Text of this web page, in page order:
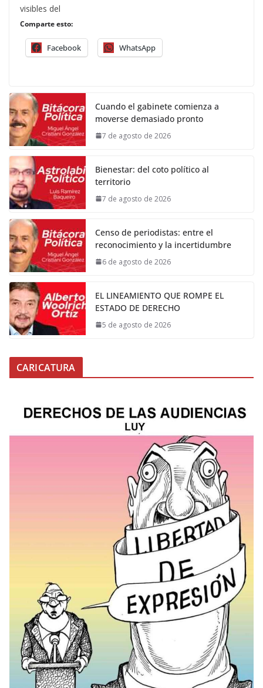
visibles del
Comparte esto:
Facebook WhatsApp
Cuando el gabinete comienza a
moverse demasiado pronto
7 de agosto de 2026
Bienestar: del coto político al
territorio
7 de agosto de 2026
Censo de periodistas: entre el
reconocimiento y la incertidumbre
6 de agosto de 2026
EL LINEAMIENTO QUE ROMPE EL
ESTADO DE DERECHO
5 de agosto de 2026
CARICATURA